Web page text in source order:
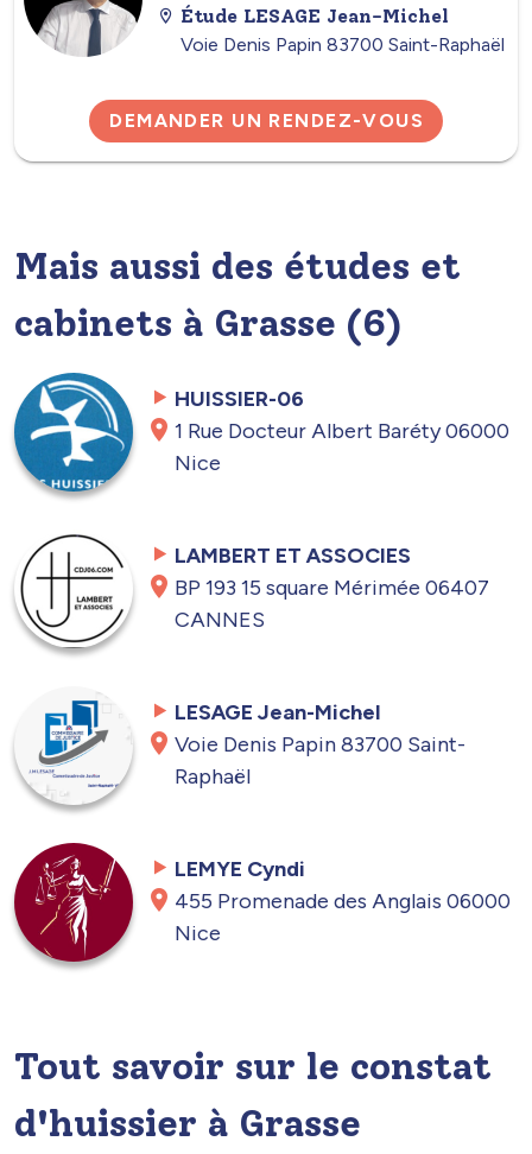
Étude LESAGE Jean-Michel
Voie Denis Papin 83700 Saint-Raphaël
DEMANDER UN RENDEZ-VOUS
Mais aussi des études et
cabinets à Grasse (6)
HUISSIER-06
1 Rue Docteur Albert Baréty 06000
Nice
LAMBERT ET ASSOCIES
BP 193 15 square Mérimée 06407
CANNES
LESAGE Jean-Michel
Voie Denis Papin 83700 Saint-
Raphaël
LEMYE Cyndi
455 Promenade des Anglais 06000
Nice
Tout savoir sur le constat
d'huissier à Grasse